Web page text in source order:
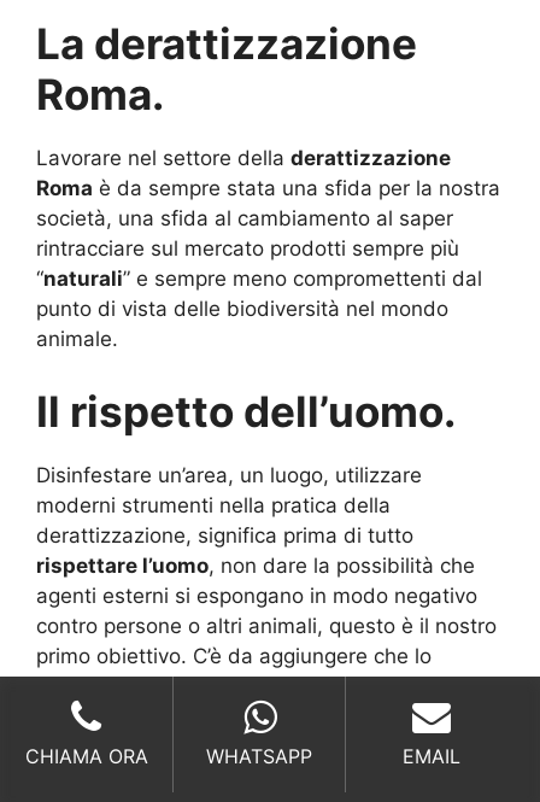
La derattizzazione
Roma.
Lavorare nel settore della derattizzazione
Roma è da sempre stata una sfida per la nostra
società, una sfida al cambiamento al saper
rintracciare sul mercato prodotti sempre più
“naturali” e sempre meno compromettenti dal
punto di vista delle biodiversità nel mondo
animale.
Il rispetto dell’uomo.
Disinfestare un’area, un luogo, utilizzare
moderni strumenti nella pratica della
derattizzazione, significa prima di tutto
rispettare l’uomo, non dare la possibilità che
agenti esterni si espongano in modo negativo
contro persone o altri animali, questo è il nostro
primo obiettivo. C’è da aggiungere che lo
deciso di utilizzare solo ed esclusivamente
prodotti naturali
che non hanno nessun tipo di
CHIAMA ORA WHATSAPP EMAIL